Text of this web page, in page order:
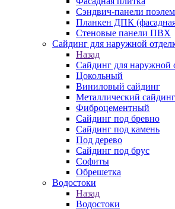
Сэндвич-панели
Планкен ДПК
Стеновые панели ПВХ
Сайдинг для наружной
Назад
Сайдинг для наружной
Цокольный
Виниловый сайдинг
Металлический сайдинг
Фиброцементный
Сайдинг под бревно
Сайдинг под камень
Под дерево
Сайдинг под брус
Софиты
Обрешетка
Водостоки
Назад
Водостоки